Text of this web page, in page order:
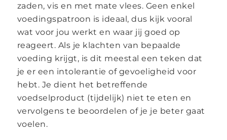
zaden, vis en met mate vlees. Geen enkel
voedingspatroon is ideaal, dus kijk vooral
wat voor jou werkt en waar jij goed op
reageert. Als je klachten van bepaalde
voeding krijgt, is dit meestal een teken dat
je er een intolerantie of gevoeligheid voor
hebt. Je dient het betreffende
voedselproduct (tijdelijk) niet te eten en
vervolgens te beoordelen of je je beter gaat
voelen.